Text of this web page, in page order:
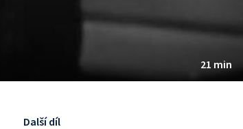
21 min
Další díl